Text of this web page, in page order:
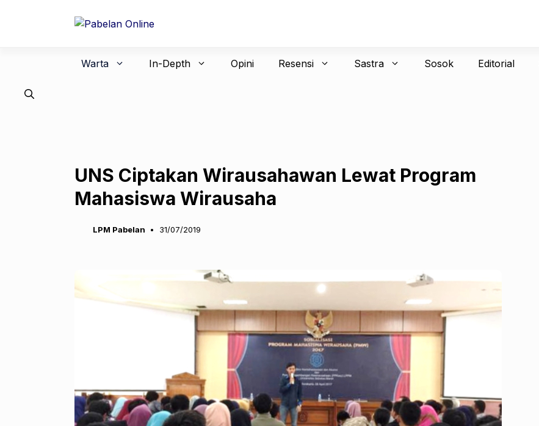
Warta In-Depth Opini Resensi Sastra Sosok Editorial
UNS Ciptakan Wirausahawan Lewat Program
Mahasiswa Wirausaha
LPM Pabelan 31/07/2019